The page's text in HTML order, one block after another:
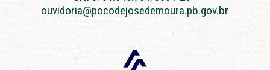
ouvidoria@pocodejosedemoura.pb.gov.br